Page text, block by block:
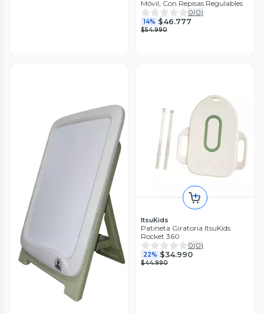
Móvil, Con Repisas Regulables
0(0)
14% $46.777
$54.990
ItsuKids
Patineta Giratoria ItsuKids
Rocket 360
0(0)
22% $34.990
$44.990